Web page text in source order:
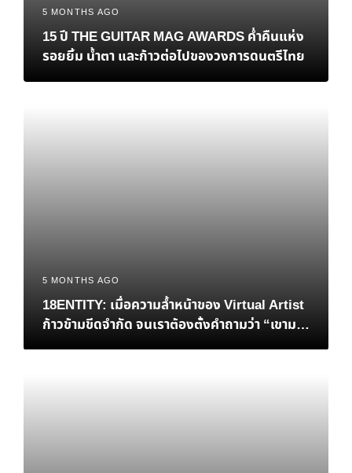
5 MONTHS AGO
15 ปี THE GUITAR MAG AWARDS ค่ำคืนแห่ง
รอยยิ้ม น้ำตา และก้าวต่อไปของวงการดนตรีไทย
5 MONTHS AGO
18ENTITY: เมื่อความล้ำหน้าของ Virtual Artist
ก้าวข้ามขีดจำกัด จนเราต้องตั้งคำถามว่า “เขามา
ก่อนกาลเกินไปหรือเปล่า?”